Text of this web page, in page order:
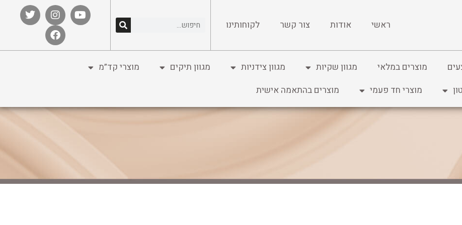
ראשי אודות צור קשר לקוחותינו
מוצרים במלאי מגוון שקיות מגוון צידניות מגוון תיקים
מוצרי קד”מ
מוצרי חד פעמי מוצרים בהתאמה אישית